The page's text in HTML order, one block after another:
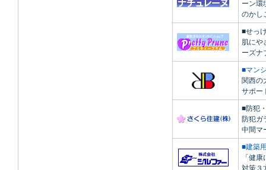
ーン環
のかし
■せっ
肌にや
ーズナ
■マン
関西の
サポー
■防犯
防犯ガ
中間マ
■建築
「健
対策３